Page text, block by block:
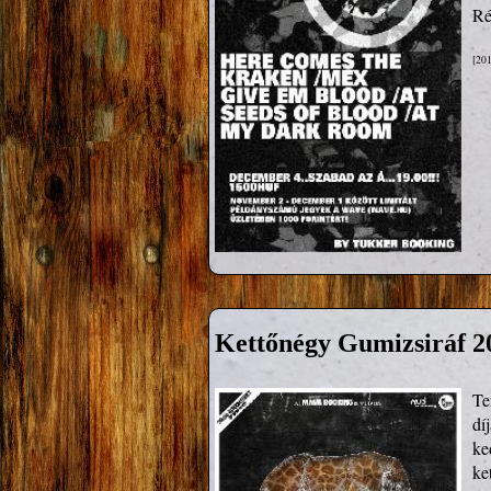
Kettőnégy Gumizsiráf